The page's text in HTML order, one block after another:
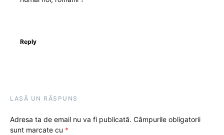
Reply
LASĂ UN RĂSPUNS
Adresa ta de email nu va fi publicată. Câmpurile obligatorii
sunt marcate cu *